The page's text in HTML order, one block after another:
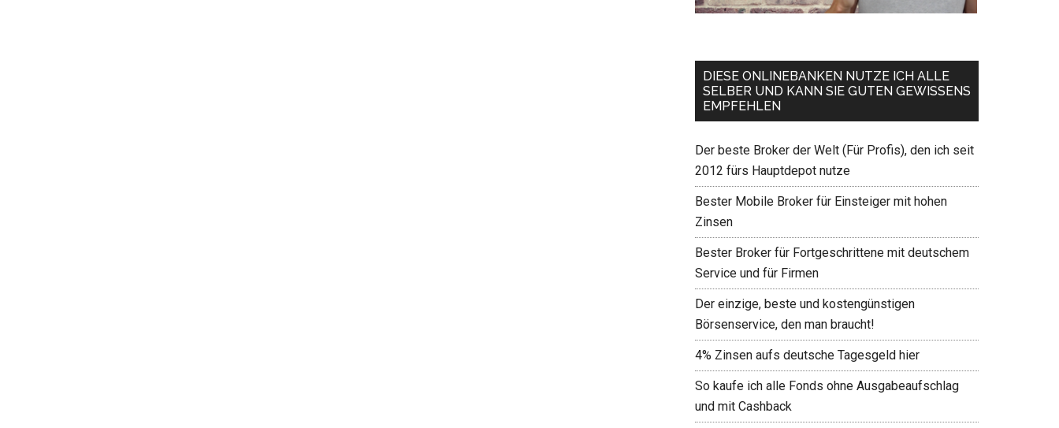
DIESE ONLINEBANKEN NUTZE ICH ALLE
SELBER UND KANN SIE GUTEN GEWISSENS
EMPFEHLEN
Der beste Broker der Welt (Für Profis), den ich seit
2012 fürs Hauptdepot nutze
Bester Mobile Broker für Einsteiger mit hohen
Zinsen
Bester Broker für Fortgeschrittene mit deutschem
Service und für Firmen
Der einzige, beste und kostengünstigen
Börsenservice, den man braucht!
4% Zinsen aufs deutsche Tagesgeld hier
So kaufe ich alle Fonds ohne Ausgabeaufschlag
und mit Cashback